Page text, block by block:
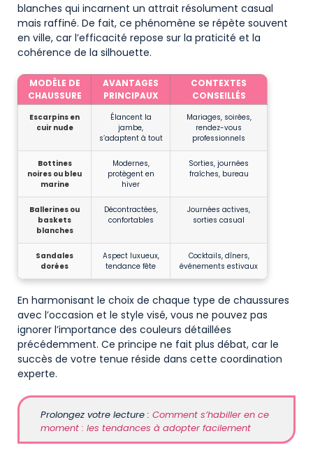
blanches qui incarnent un attrait résolument casual
mais raffiné. De fait, ce phénomène se répète souvent
en ville, car l’efficacité repose sur la praticité et la
cohérence de la silhouette.
MODÈLE DE
CHAUSSURE
AVANTAGES
PRINCIPAUX
CONTEXTES
CONSEILLÉS
Escarpins en
cuir nude
Élancent la
jambe,
s’adaptent à tout
Mariages, soirées,
rendez-vous
professionnels
Bottines
noires ou bleu
marine
Modernes,
protègent en
hiver
Sorties, journées
fraîches, bureau
Ballerines ou
baskets
blanches
Décontractées,
confortables
Journées actives,
sorties casual
Sandales
dorées
Aspect luxueux,
tendance fête
Cocktails, dîners,
événements estivaux
En harmonisant le choix de chaque type de chaussures
avec l’occasion et le style visé, vous ne pouvez pas
ignorer l’importance des couleurs détaillées
précédemment. Ce principe ne fait plus débat, car le
succès de votre tenue réside dans cette coordination
experte.
Prolongez votre lecture : Comment s’habiller en ce
moment : les tendances à adopter facilement